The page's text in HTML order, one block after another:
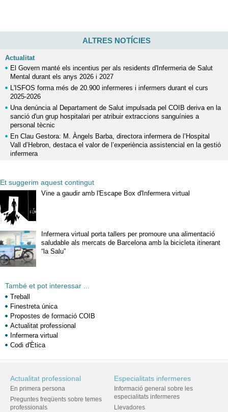
ALTRES NOTÍCIES
Actualitat
El Govern manté els incentius per als residents d'Infermeria de Salut
Mental durant els anys 2026 i 2027
L'ISFOS forma més de 20.900 infermeres i infermers durant el curs
2025-2026
Una denúncia al Departament de Salut impulsada pel COIB deriva en la
sanció d'un grup hospitalari per atribuir extraccions sanguínies a
personal tècnic
En Clau Gestora: M. Àngels Barba, directora infermera de l’Hospital
Vall d’Hebron, destaca el valor de l’experiència assistencial en la gestió
infermera
Et suggerim aquest contingut
Vine a gaudir amb l'Escape Box d'Infermera virtual
Infermera virtual porta tallers per promoure una alimentació
saludable als mercats de Barcelona amb la bicicleta itinerant
“la Salu”
També et pot interessar ...
Treball
Finestreta única
Propostes de formació COIB
Actualitat professional
Infermera virtual
Codi d'Ètica
Actualitat professional
En primera persona
Preguntes freqüents sobre temes
professionals
Especialitats infermeres
Informació general sobre les
especialitats infermeres
Llevadores